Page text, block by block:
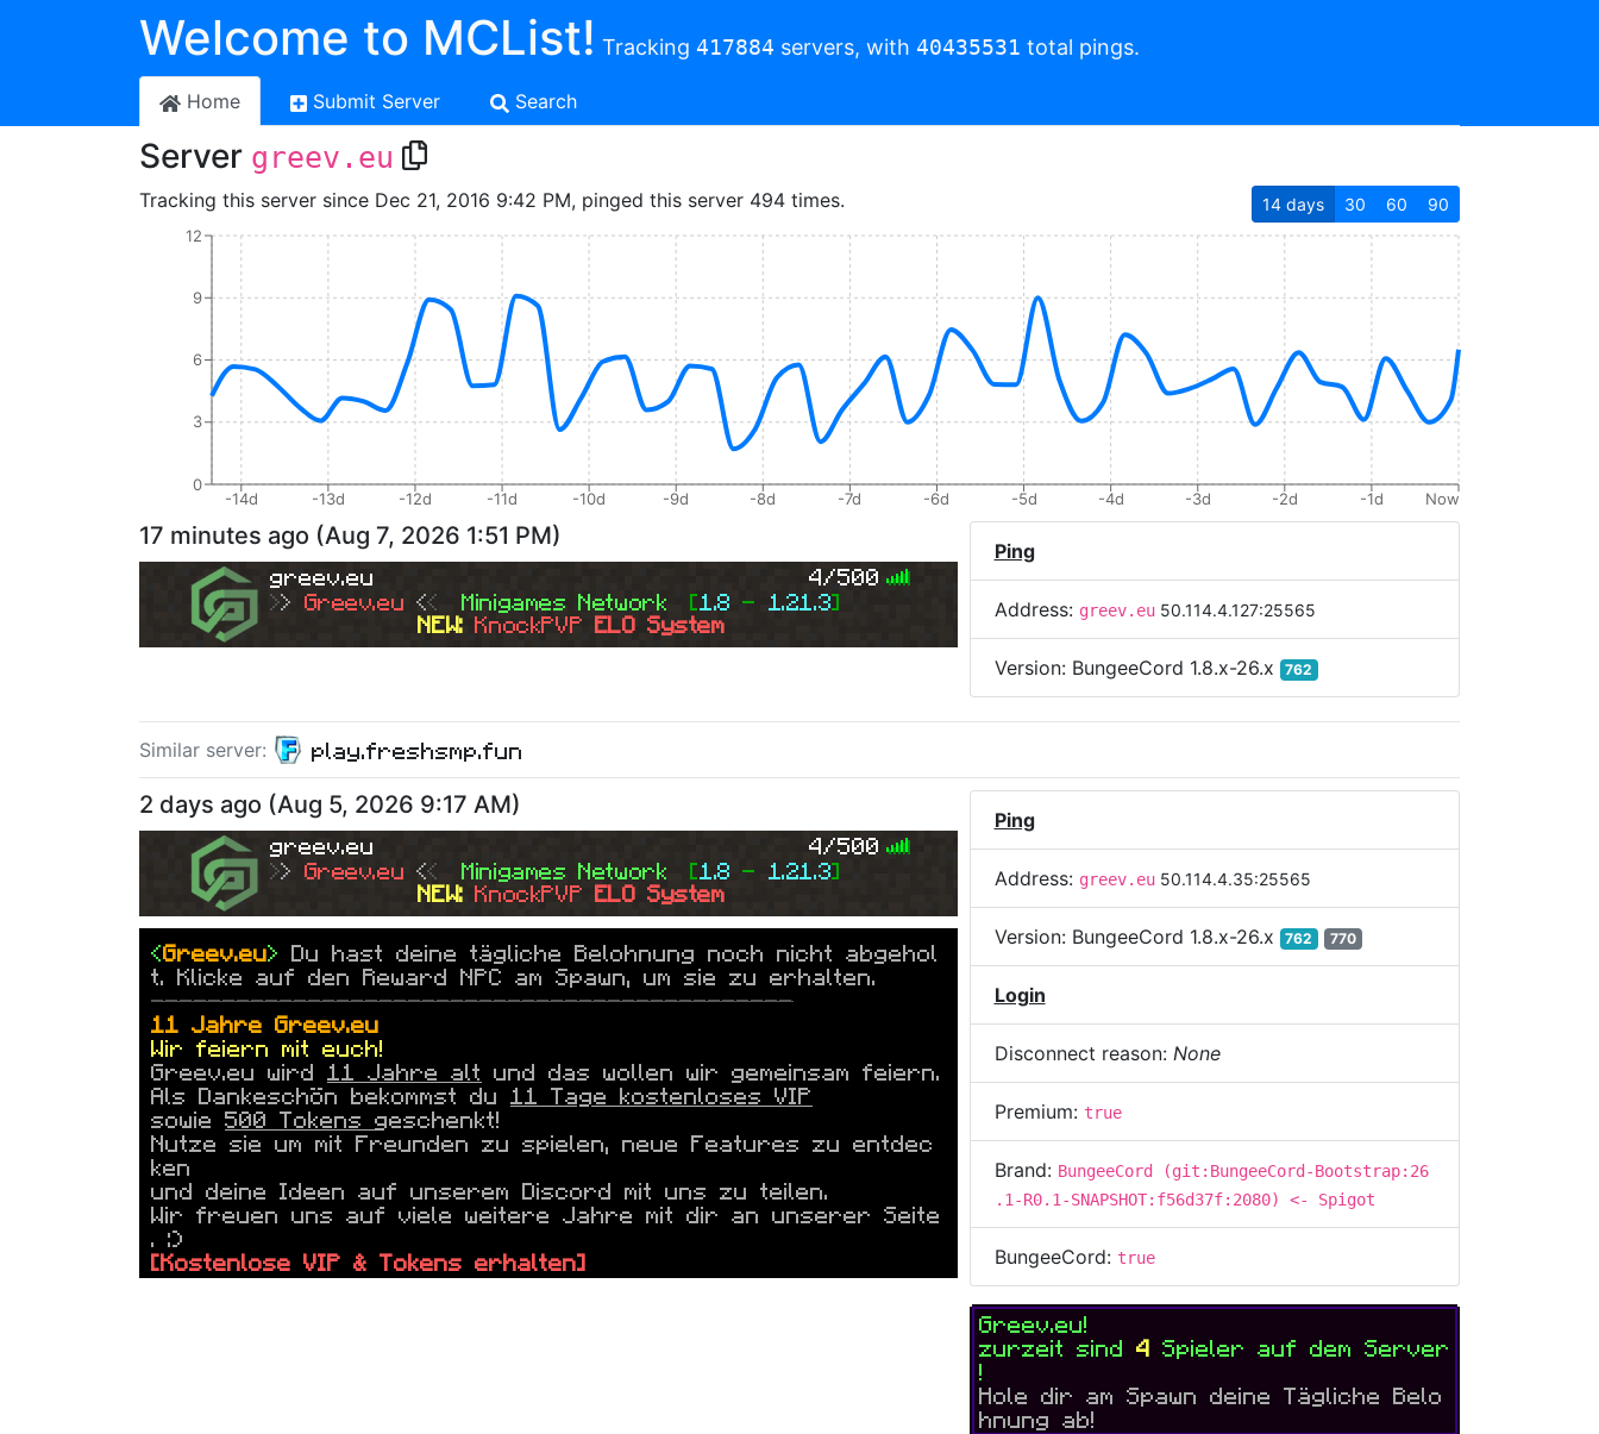
Welcome to MCList! Tracking 417884 servers, with 40435531 total pings.
Home Submit Server Search
Server greev.eu
Tracking this server since Dec 21, 2016 9:42 PM, pinged this server 494 times. 14 days 30 60 90
0
3
6
9
12
-14d -13d -12d -11d -10d -9d -8d -7d -6d -5d -4d -3d -2d -1d Now
17 minutes ago (Aug 7, 2026 1:51 PM)
greev.eu
4/500
>> Greev.eu << Minigames Network [1.8 - 1.21.3]
NEW: KnockPVP ELO System
Ping
Address: greev.eu 50.114.4.127:25565
Version: BungeeCord 1.8.x-26.x 762
Similar server:
play.freshsmp.fun
2 days ago (Aug 5, 2026 9:17 AM)
greev.eu
4/500
>> Greev.eu << Minigames Network [1.8 - 1.21.3]
NEW: KnockPVP ELO System
<Greev.eu> Du hast deine tägliche Belohnung noch nicht abgehol
t. Klicke auf den Reward NPC am Spawn, um sie zu erhalten.
---------------------------------------------
11 Jahre Greev.eu
Wir feiern mit euch!
Greev.eu wird 11 Jahre alt und das wollen wir gemeinsam feiern.
Als Dankeschön bekommst du 11 Tage kostenloses VIP
sowie 500 Tokens geschenkt!
Nutze sie um mit Freunden zu spielen, neue Features zu entdec
ken
und deine Ideen auf unserem Discord mit uns zu teilen.
Wir freuen uns auf viele weitere Jahre mit dir an unserer Seite
. :)
[Kostenlose VIP & Tokens erhalten]
---------------------------------------------
Ping
Address: greev.eu 50.114.4.35:25565
Version: BungeeCord 1.8.x-26.x 762 770
Login
Disconnect reason: None
Premium: true
Brand: BungeeCord (git:BungeeCord-Bootstrap:26
.1-R0.1-SNAPSHOT:f56d37f:2080) <- Spigot
BungeeCord: true
Greev.eu!
zurzeit sind 4 Spieler auf dem Server
!
Hole dir am Spawn deine Tägliche Belo
hnung ab!